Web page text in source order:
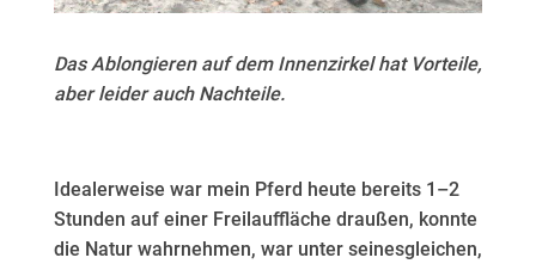
Das Ablongieren auf dem Innenzirkel hat Vorteile,
aber leider auch Nachteile.
Idealerweise war mein Pferd heute bereits 1–2
Stunden auf einer Freilauffläche draußen, konnte
die Natur wahrnehmen, war unter seinesgleichen,